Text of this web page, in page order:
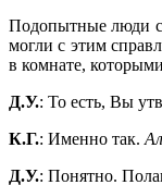
Подопытные люди
могли с этим
в комнате,
Д.У.: То есть, Вы
К.Г.: Именно так.
Д.У.: Понятно.